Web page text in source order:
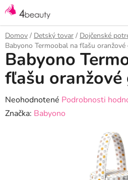
Prejsť
na
obsah
Domov / Detský tovar / Dojčenské
Babyono Termoobal na fľašu oranžové
Babyono
fľašu
Priemerné
hodnotenie
Neohodnotené Podrobnosti
Značka: Babyono